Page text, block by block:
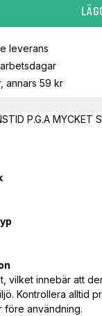
leverans
annars 59 kr
P.G.A MYCKET
vilket innebär att
Kontrollera alltid
före användning.